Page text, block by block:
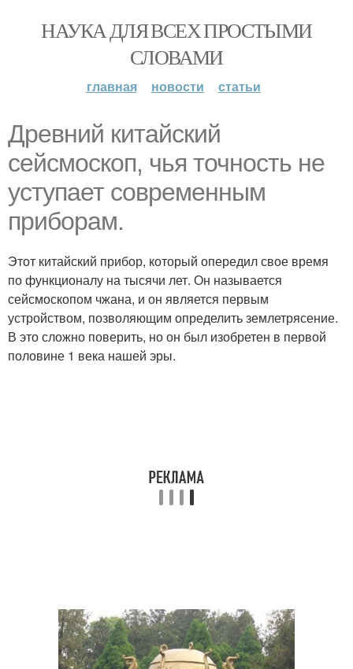
НАУКА ДЛЯ ВСЕХ ПРОСТЫМИ
СЛОВАМИ
главная новости статьи
Древний китайский
сейсмоскоп, чья точность не
уступает современным
приборам.
Этот китайский прибор, который опередил свое время
по функционалу на тысячи лет. Он называется
сейсмоскопом чжана, и он является первым
устройством, позволяющим определить землетрясение.
В это сложно поверить, но он был изобретен в первой
половине 1 века нашей эры.